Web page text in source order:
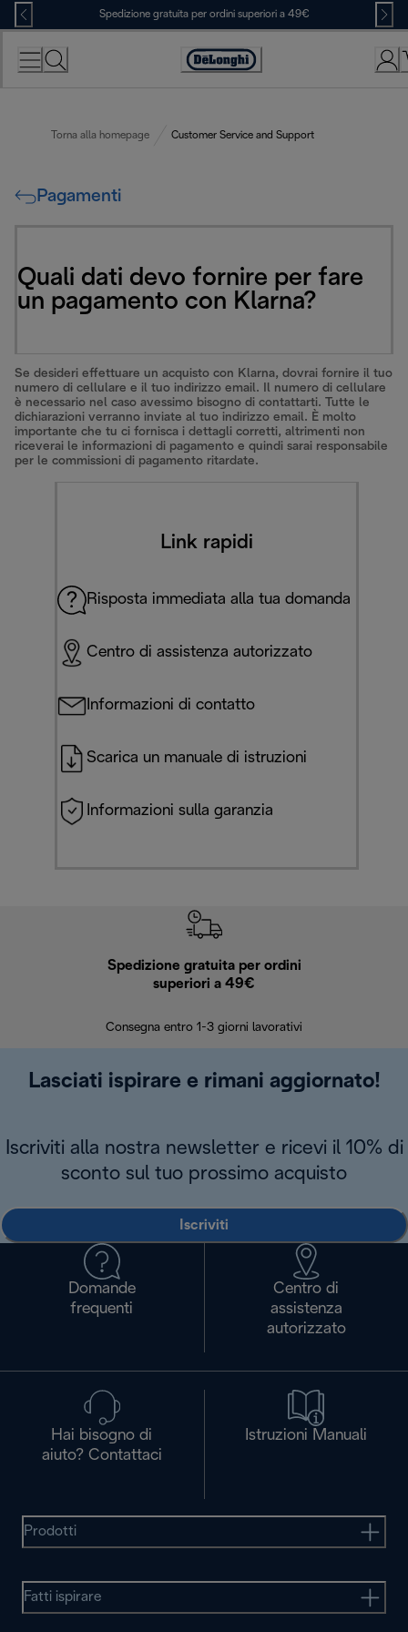
Skip
to
Content
Spedizione gratuita per ordini superiori a 49€
Accessibility
Torna alla homepage Customer Service and Support
Pagamenti
Quali dati devo fornire per fare
un pagamento con Klarna?
Se desideri effettuare un acquisto con Klarna, dovrai fornire il tuo
numero di cellulare e il tuo indirizzo email. Il numero di cellulare
è necessario nel caso avessimo bisogno di contattarti. Tutte le
dichiarazioni verranno inviate al tuo indirizzo email. È molto
importante che tu ci fornisca i dettagli corretti, altrimenti non
riceverai le informazioni di pagamento e quindi sarai responsabile
per le commissioni di pagamento ritardate.
Link rapidi
Risposta immediata alla tua domanda
Centro di assistenza autorizzato
Informazioni di contatto
Scarica un manuale di istruzioni
Informazioni sulla garanzia
Spedizione gratuita per ordini
superiori a 49€
Consegna entro 1-3 giorni lavorativi
Lasciati ispirare e rimani aggiornato!
Iscriviti alla nostra newsletter e ricevi il 10% di
sconto sul tuo prossimo acquisto
Iscriviti
Domande
frequenti
Centro di
assistenza
autorizzato
Hai bisogno di
aiuto? Contattaci
Istruzioni Manuali
Prodotti
Fatti ispirare